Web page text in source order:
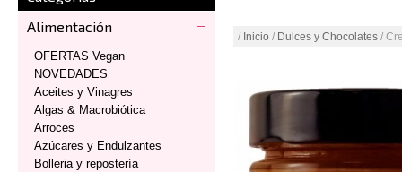
Alimentación
OFERTAS Vegan
NOVEDADES
Aceites y Vinagres
Algas & Macrobiótica
Arroces
Azúcares y Endulzantes
Bolleria y repostería
/ Inicio / Dulces y Chocolates /